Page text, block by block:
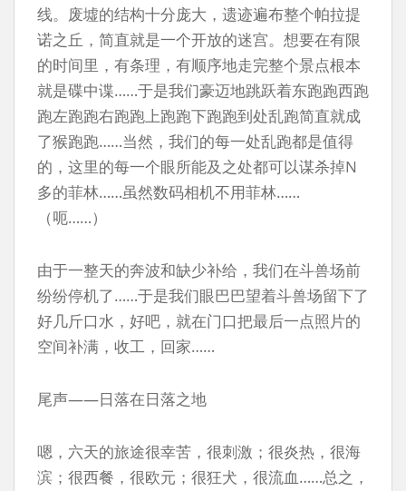
线。废墟的结构十分庞大，遗迹遍布整个帕拉提
诺之丘，简直就是一个开放的迷宫。想要在有限
的时间里，有条理，有顺序地走完整个景点根本
就是碟中谍……于是我们豪迈地跳跃着东跑跑西跑
跑左跑跑右跑跑上跑跑下跑跑到处乱跑简直就成
了猴跑跑……当然，我们的每一处乱跑都是值得
的，这里的每一个眼所能及之处都可以谋杀掉N
多的菲林……虽然数码相机不用菲林……
（呃……）
由于一整天的奔波和缺少补给，我们在斗兽场前
纷纷停机了……于是我们眼巴巴望着斗兽场留下了
好几斤口水，好吧，就在门口把最后一点照片的
空间补满，收工，回家……
尾声——日落在日落之地
嗯，六天的旅途很幸苦，很刺激；很炎热，很海
滨；很西餐，很欧元；很狂犬，很流血……总之，